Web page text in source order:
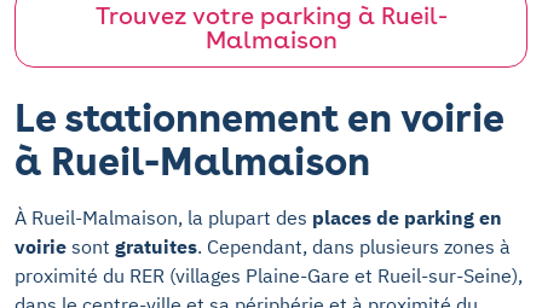
Trouvez votre parking à Rueil-
Malmaison
Le stationnement en voirie
à Rueil-Malmaison
À Rueil-Malmaison, la plupart des places de parking en
voirie sont gratuites. Cependant, dans plusieurs zones à
proximité du RER (villages Plaine-Gare et Rueil-sur-Seine),